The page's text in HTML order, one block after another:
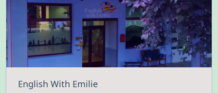
English With Emilie